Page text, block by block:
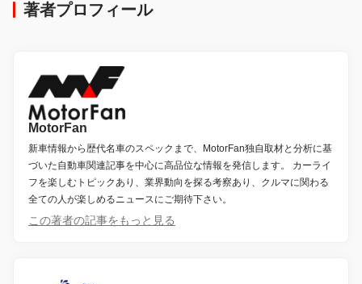
著者プロフィール
MotorFan
新車情報から歴代名車のスペックまで、MotorFan独自取材と分析に基
づいた自動車関連記事を中心に高品位な情報を発信します。 カーライ
フを楽しむトピックあり、業界動向を探る考察あり、クルマに関わる
全ての人が楽しめるニュースにご期待下さい。
この著者の記事をもっと見る